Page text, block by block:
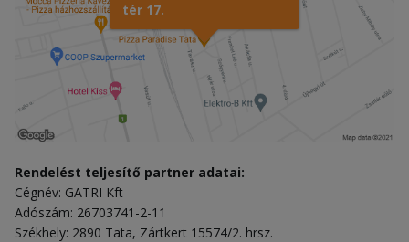
tér 17.
Rendelést teljesítő partner adatai:
Cégnév: GATRI Kft
Adószám: 26703741-2-11
Székhely: 2890 Tata, Zártkert 15574/2. hrsz.